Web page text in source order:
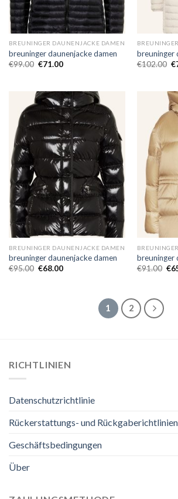
BREUNINGER DAUNENJACKE DAMEN
breuninger daunenjacke damen
€99.00 €71.00
breuninger
€102.00 €
BREUNINGER DAUNENJACKE DAMEN
breuninger daunenjacke damen
€95.00 €68.00
breuninger
€91.00 €
1 2
RICHTLINIEN
Datenschutzrichtlinie
Rückerstattungs- und Rückgaberichtlinien
Geschäftsbedingungen
Über